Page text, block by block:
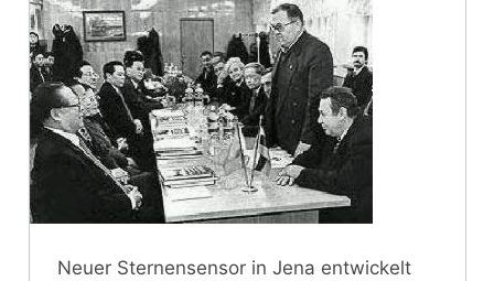
Neuer Sternensensor in Jena entwickelt